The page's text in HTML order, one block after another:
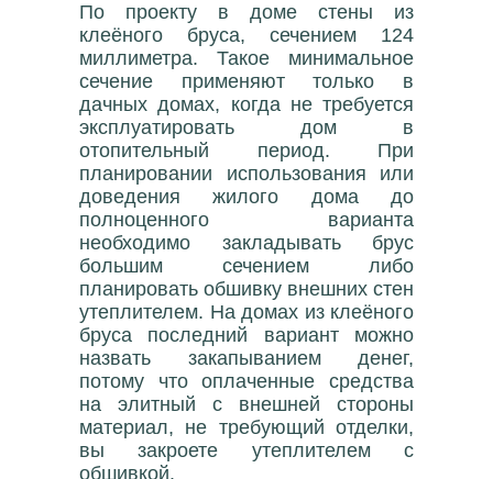
По проекту в доме стены из
клеёного бруса, сечением 124
миллиметра. Такое минимальное
сечение применяют только в
дачных домах, когда не требуется
эксплуатировать дом в
отопительный период. При
планировании использования или
доведения жилого дома до
полноценного варианта
необходимо закладывать брус
большим сечением либо
планировать обшивку внешних стен
утеплителем. На домах из клеёного
бруса последний вариант можно
назвать закапыванием денег,
потому что оплаченные средства
на элитный с внешней стороны
материал, не требующий отделки,
вы закроете утеплителем с
обшивкой.